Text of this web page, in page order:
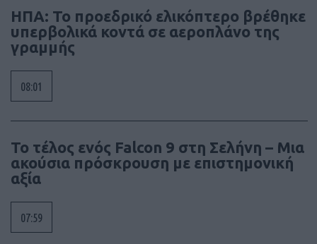
ΗΠΑ: Το προεδρικό ελικόπτερο βρέθηκε
υπερβολικά κοντά σε αεροπλάνο της
γραμμής
08:01
Το τέλος ενός Falcon 9 στη Σελήνη – Μια
ακούσια πρόσκρουση με επιστημονική
αξία
07:59